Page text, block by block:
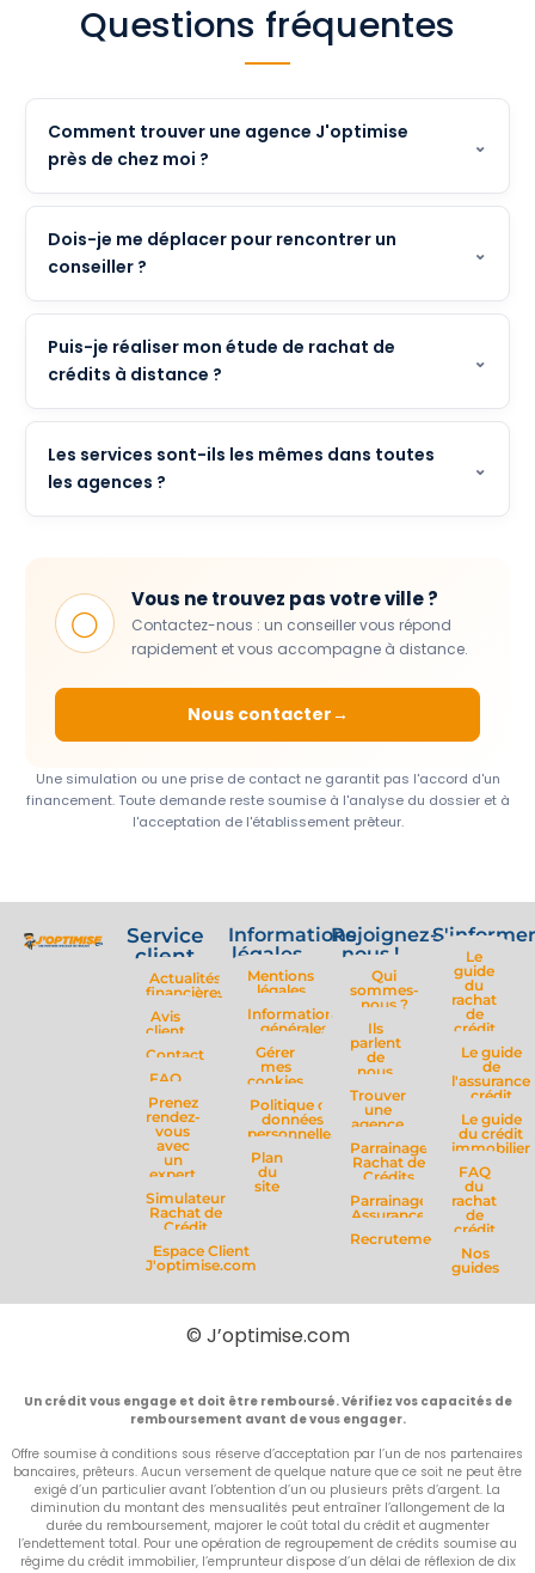
Questions fréquentes
Comment trouver une agence J'optimise
près de chez moi ?
Dois-je me déplacer pour rencontrer un
conseiller ?
Puis-je réaliser mon étude de rachat de
crédits à distance ?
Les services sont-ils les mêmes dans toutes
les agences ?
◯
Vous ne trouvez pas votre ville ?
Contactez-nous : un conseiller vous répond
rapidement et vous accompagne à distance.
Nous contacter
Une simulation ou une prise de contact ne garantit pas l'accord d'un
financement. Toute demande reste soumise à l'analyse du dossier et à
l'acceptation de l'établissement prêteur.
Service
client
Actualités
financières
Avis
client
Contact
FAQ
Prenez
rendez-
vous
avec
un
expert
Simulateur
Rachat de
Crédit
Espace Client
J'optimise.com
Informations
légales
Mentions
légales
Informations
générales
Gérer
mes
cookies
Politique de
données
personnelles
Plan
du
site
Rejoignez-
nous !
Qui
sommes-
nous ?
Ils
parlent
de
nous
Trouver
une
agence
Parrainage
Rachat de
Crédits
Parrainage
Assurance
Recrutement
Le
guide
du
rachat
de
crédit
Le guide
de
l'assurance
crédit
Le guide
du crédit
immobilier
FAQ
du
rachat
de
crédit
Nos
guides
© J’optimise.com
Un crédit vous engage et doit être remboursé. Vérifiez vos capacités de
remboursement avant de vous engager.
Offre soumise à conditions sous réserve d’acceptation par l’un de nos partenaires
bancaires, prêteurs. Aucun versement de quelque nature que ce soit ne peut être
exigé d’un particulier avant l’obtention d’un ou plusieurs prêts d’argent. La
diminution du montant des mensualités peut entraîner l’allongement de la
durée du remboursement, majorer le coût total du crédit et augmenter
l’endettement total. Pour une opération de regroupement de crédits soumise au
régime du crédit immobilier, l’emprunteur dispose d’un délai de réflexion de dix